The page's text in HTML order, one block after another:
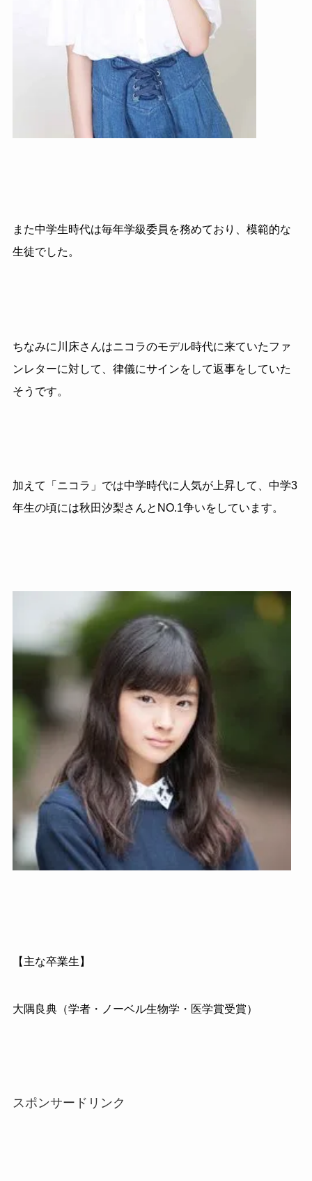
また中学生時代は毎年学級委員を務めており、模範的な
生徒でした。
ちなみに川床さんはニコラのモデル時代に来ていたファ
ンレターに対して、律儀にサインをして返事をしていた
そうです。
加えて「ニコラ」では中学時代に人気が上昇して、中学3
年生の頃には秋田汐梨さんとNO.1争いをしています。
【主な卒業生】
大隅良典（学者・ノーベル生物学・医学賞受賞）
スポンサードリンク